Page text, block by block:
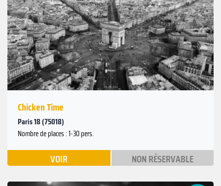
Précédent
Suivant
Chicken Time
Paris 18 (75018)
Nombre de places : 1-30 pers.
VOIR NON RÉSERVABLE